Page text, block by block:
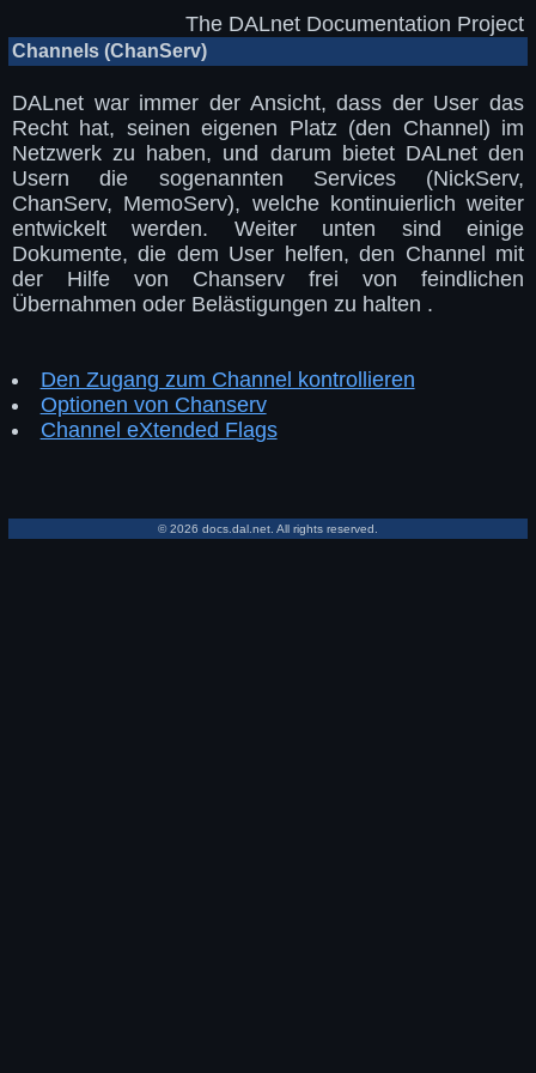
The DALnet Documentation Project
Channels (ChanServ)
DALnet war immer der Ansicht, dass der User das
Recht hat, seinen eigenen Platz (den Channel) im
Netzwerk zu haben, und darum bietet DALnet den
Usern die sogenannten Services (NickServ,
ChanServ, MemoServ), welche kontinuierlich weiter
entwickelt werden. Weiter unten sind einige
Dokumente, die dem User helfen, den Channel mit
der Hilfe von Chanserv frei von feindlichen
Übernahmen oder Belästigungen zu halten .
Den Zugang zum Channel kontrollieren
Optionen von Chanserv
Channel eXtended Flags
© 2026 docs.dal.net. All rights reserved.